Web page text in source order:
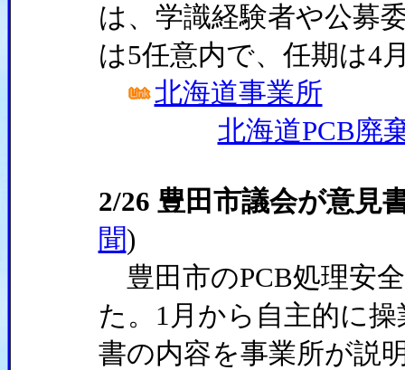
は、学識経験者や公募
は5任意内で、任期は4
北海道事業所
北海道PCB廃
2/26 豊田市議会が意
聞)
豊田市のPCB処理安
た。1月から自主的に
書の内容を事業所が説